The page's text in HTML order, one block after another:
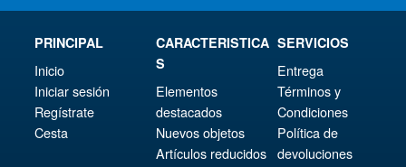
PRINCIPAL
Inicio
Iniciar sesión
Regístrate
Cesta
CARACTERISTICA
S
Elementos
destacados
Nuevos objetos
Artículos reducidos
SERVICIOS
Entrega
Términos y
Condiciones
Política de
devoluciones